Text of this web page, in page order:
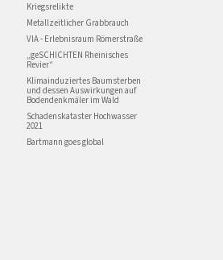
Kriegsrelikte
Metallzeitlicher Grabbrauch
VIA - Erlebnisraum Römerstraße
„geSCHICHTEN Rheinisches
Revier“
Klimainduziertes Baumsterben
und dessen Auswirkungen auf
Bodendenkmäler im Wald
Schadenskataster Hochwasser
2021
Bartmann goes global